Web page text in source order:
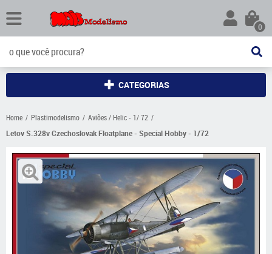
0
CATEGORIAS
Home Plastimodelismo
Aviões / Helic - 1/ 72
Letov S.328v Czechoslovak Floatplane - Special Hobby - 1/72